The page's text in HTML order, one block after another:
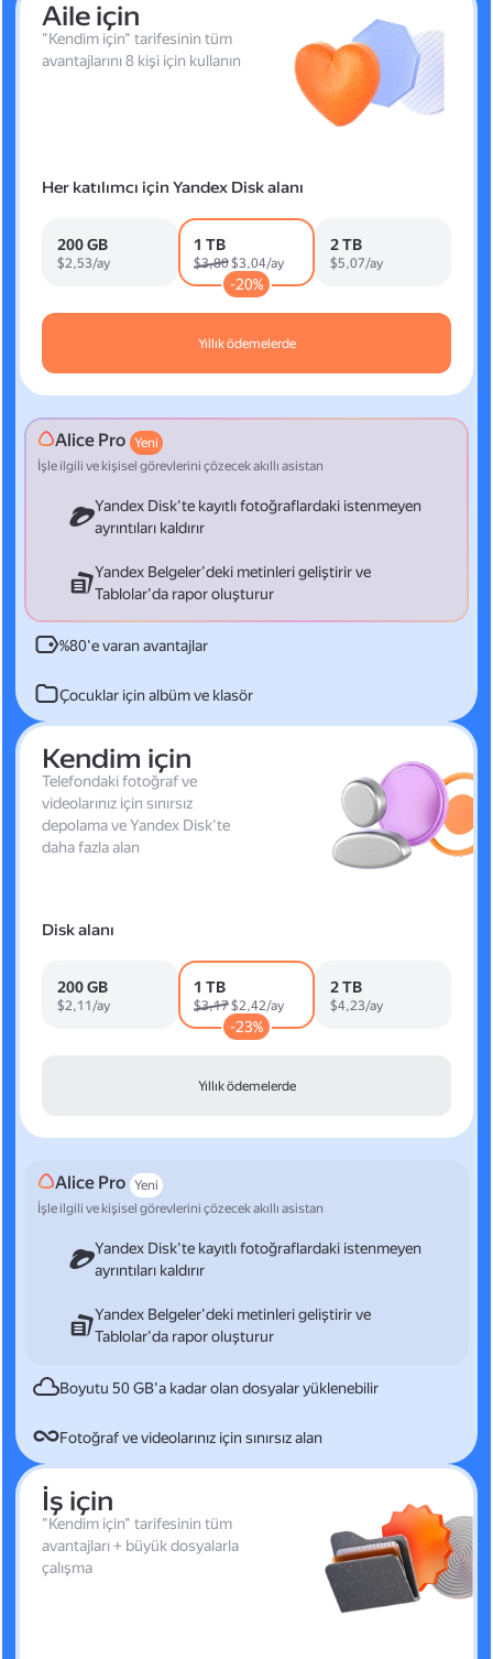
Kendim için
Telefondaki fotoğraf ve
videolarınız için sınırsız
depolama ve Yandex Disk'te
daha fazla alan
Disk alanı
200 GB
$2,11/ay
1 TB
$3,17$2,42/ay
-23%
2 TB
$4,23/ay
Yıllık ödemelerde
Alice Pro Yeni
İşle ilgili ve kişisel görevlerini çözecek akıllı asistan
Yandex Disk'te kayıtlı fotoğraflardaki istenmeyen
ayrıntıları kaldırır
Yandex Belgeler'deki metinleri geliştirir ve
Tablolar'da rapor oluşturur
Boyutu 50 GB'a kadar olan dosyalar yüklenebilir
Fotoğraf ve videolarınız için sınırsız alan
Aile için
"Kendim için" tarifesinin tüm
avantajlarını 8 kişi için kullanın
Her katılımcı için Yandex Disk alanı
200 GB
$2,53/ay
1 TB
$3,80$3,04/ay
-20%
2 TB
$5,07/ay
Yıllık ödemelerde
Alice Pro Yeni
İşle ilgili ve kişisel görevlerini çözecek akıllı asistan
Yandex Disk'te kayıtlı fotoğraflardaki istenmeyen
ayrıntıları kaldırır
Yandex Belgeler'deki metinleri geliştirir ve
Tablolar'da rapor oluşturur
%80'e varan avantajlar
Çocuklar için albüm ve klasör
İş için
"Kendim için" tarifesinin tüm
avantajları + büyük dosyalarla
çalışma